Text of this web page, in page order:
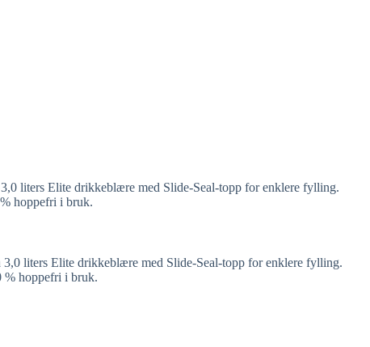
liters Elite drikkeblære med Slide-Seal-topp for enklere fylling.
hoppefri i bruk.
3,0 liters Elite drikkeblære med Slide-Seal-topp for enklere fylling.
% hoppefri i bruk.